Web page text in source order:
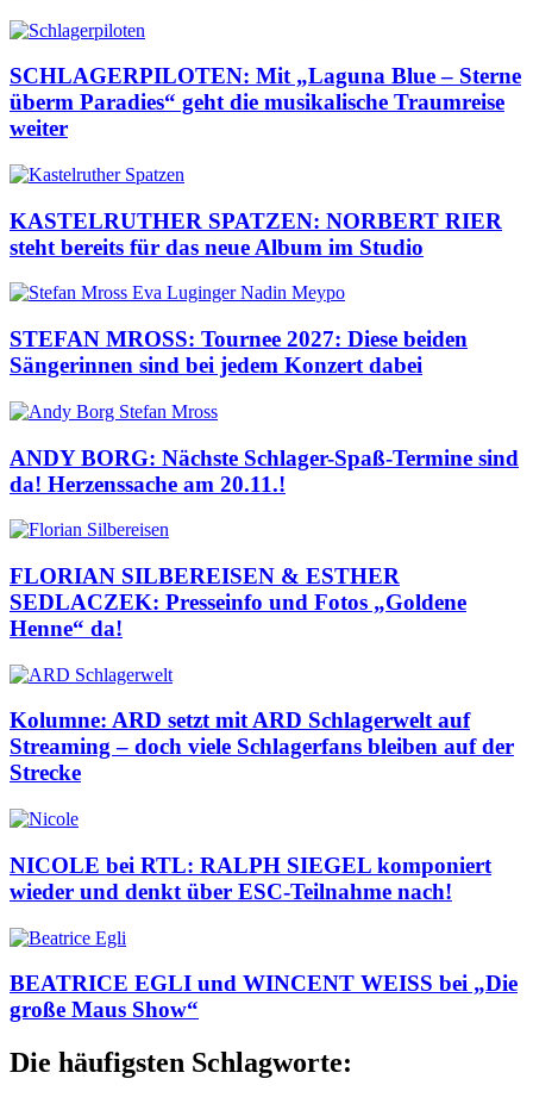
SCHLAGERPILOTEN: Mit „Laguna Blue – Sterne
überm Paradies“ geht die musikalische Traumreise
weiter
KASTELRUTHER SPATZEN: NORBERT RIER
steht bereits für das neue Album im Studio
STEFAN MROSS: Tournee 2027: Diese beiden
Sängerinnen sind bei jedem Konzert dabei
ANDY BORG: Nächste Schlager-Spaß-Termine sind
da! Herzenssache am 20.11.!
FLORIAN SILBEREISEN & ESTHER
SEDLACZEK: Presseinfo und Fotos „Goldene
Henne“ da!
Kolumne: ARD setzt mit ARD Schlagerwelt auf
Streaming – doch viele Schlagerfans bleiben auf der
Strecke
NICOLE bei RTL: RALPH SIEGEL komponiert
wieder und denkt über ESC-Teilnahme nach!
BEATRICE EGLI und WINCENT WEISS bei „Die
große Maus Show“
Die häufigsten Schlagworte: